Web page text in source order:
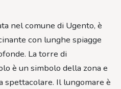
nel comune di Ugento, è
con lunghe spiagge
La torre di
è un simbolo della zona e
spettacolare. Il lungomare è